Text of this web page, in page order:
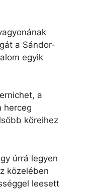
a Sándor-
egyik
a
herceg
köreihez
úrrá legyen
közelében
leesett